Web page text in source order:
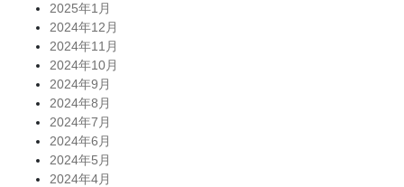
2025年1月
2024年12月
2024年11月
2024年10月
2024年9月
2024年8月
2024年7月
2024年6月
2024年5月
2024年4月